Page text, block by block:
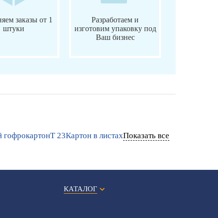
заказы от 1
штуки
Разработаем и
изготовим упаковку под
Ваш бизнес
Т 23Картон в листахПоказать все
КАТАЛОГ